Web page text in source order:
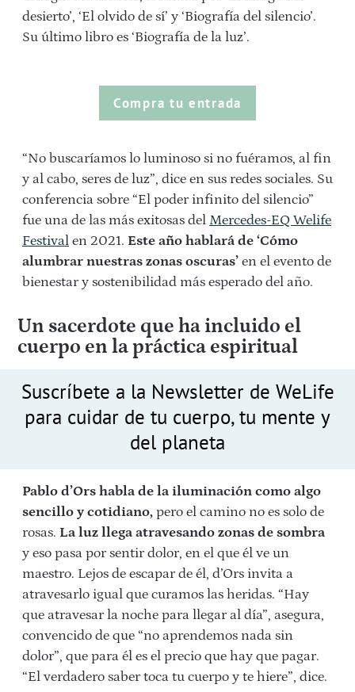
desierto’, ‘El olvido de sí’ y ‘Biografía del silencio’.
Su último libro es ‘Biografía de la luz’.
Compra tu entrada
“No buscaríamos lo luminoso si no fuéramos, al fin
y al cabo, seres de luz”, dice en sus redes sociales. Su
conferencia sobre “El poder infinito del silencio”
fue una de las más exitosas del Mercedes-EQ Welife
Festival en 2021. Este año hablará de ‘Cómo
alumbrar nuestras zonas oscuras’ en el evento de
bienestar y sostenibilidad más esperado del año.
Un sacerdote que ha incluido el
cuerpo en la práctica espiritual
Suscríbete a la Newsletter de WeLife
para cuidar de tu cuerpo, tu mente y
del planeta
Pablo d’Ors habla de la iluminación como algo
sencillo y cotidiano, pero el camino no es solo de
rosas. La luz llega atravesando zonas de sombra
y eso pasa por sentir dolor, en el que él ve un
maestro. Lejos de escapar de él, d’Ors invita a
atravesarlo igual que curamos las heridas. “Hay
que atravesar la noche para llegar al día”, asegura,
convencido de que “no aprendemos nada sin
dolor”, que para él es el precio que hay que pagar.
“El verdadero saber toca tu cuerpo y te hiere”, dice.